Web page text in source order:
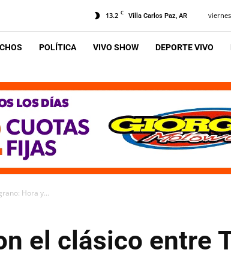
13.2 C Villa Carlos Paz, AR
POLÍTICA VIVO SHOW DEPORTE VIVO
Hora y...
el clásico entre